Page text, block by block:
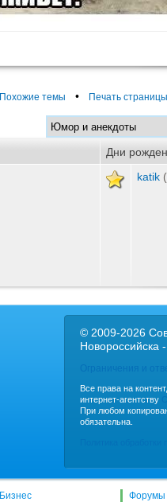
Похожие темы • Печать страницы
Дни
katik
© 2009-2026
Новороссийска
Все права на
интернет-агентству
При любом
обязательна.
Бизнес Форумы